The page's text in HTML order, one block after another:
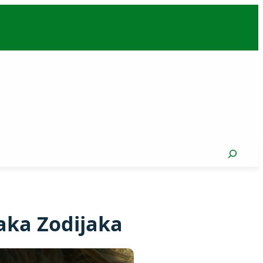
Search
Zodijaka